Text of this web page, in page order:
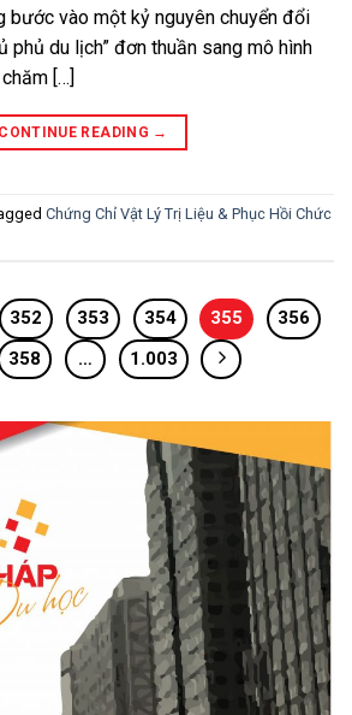
bước vào một kỷ nguyên chuyển đổi
phủ du lịch” đơn thuần sang mô hình
[…]
CONTINUE READING →
Chứng Chỉ Vật Lý Trị Liệu & Phục Hồi Chức
352 353 354 355
356
358 … 1.003